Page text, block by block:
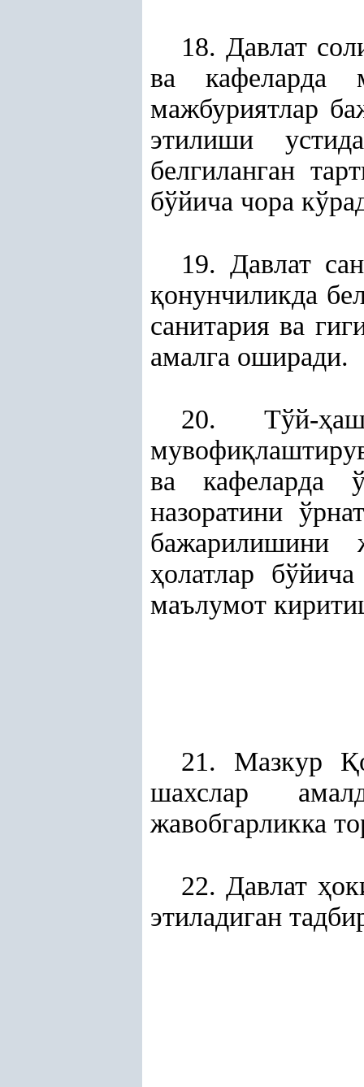
18. Давлат
ва кафеларда
мажбуриятлар
этилиши
белгиланган
бўйича чора
19. Давлат
қонунчиликда
санитария ва
амалга оширади.
20. Тўй-ҳ
мувофиқ
ва кафеларда
назоратини
ҳолатлар
маълумот
21. Мазкур Қ
шахслар
жавобгарликка
22. Давлат ҳ
этиладиган